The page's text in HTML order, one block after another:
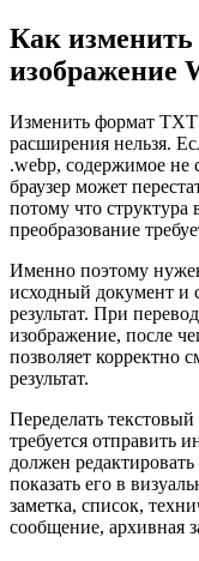
Как
изображение
Изменить формат
расширения нельзя.
.webp, содержимое не
браузер может
потому что структура
преобразование
Именно поэтому
исходный документ и
результат. При
изображение, после
позволяет корректно
результат.
Переделать
требуется отправить
должен
показать его в
заметка, список,
сообщение, архивная